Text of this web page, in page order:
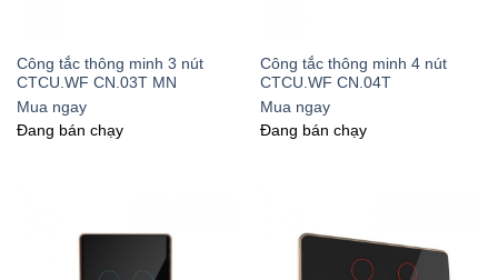
Công tắc thông minh 3 nút
CTCU.WF CN.03T MN
Mua ngay
Đang bán chạy
Công tắc thông minh 4 nút
CTCU.WF CN.04T
Mua ngay
Đang bán chạy